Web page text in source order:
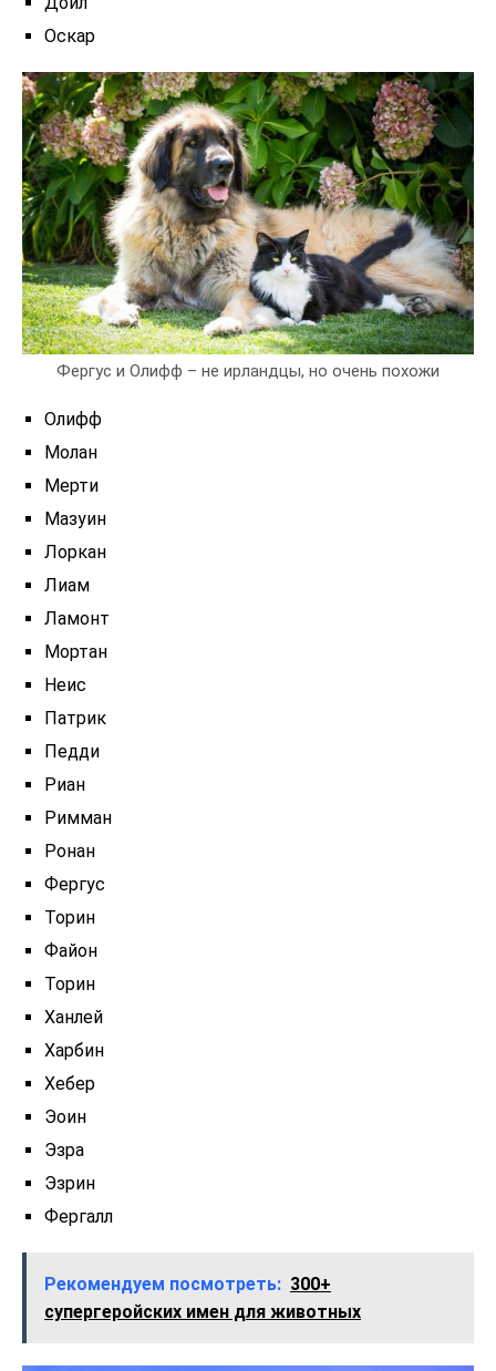
Оскар
Фергус и Олифф – не ирландцы, но очень похожи
Олифф
Молан
Мерти
Мазуин
Лоркан
Лиам
Ламонт
Мортан
Неис
Патрик
Педди
Риан
Римман
Ронан
Фергус
Торин
Файон
Торин
Ханлей
Харбин
Хебер
Эоин
Эзра
Эзрин
Фергалл
Рекомендуем посмотреть: 300+
супергеройских имен для животных